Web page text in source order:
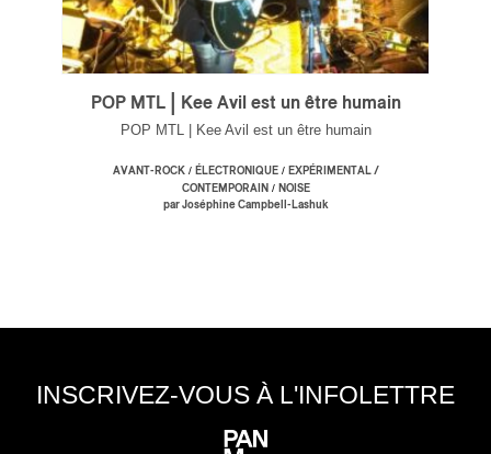
POP MTL | Kee Avil est un être humain
POP MTL | Kee Avil est un être humain
AVANT-ROCK/ ÉLECTRONIQUE/ EXPÉRIMENTAL /
CONTEMPORAIN / NOISE
par Joséphine Campbell-Lashuk
INSCRIVEZ-VOUS À L'INFOLETTRE